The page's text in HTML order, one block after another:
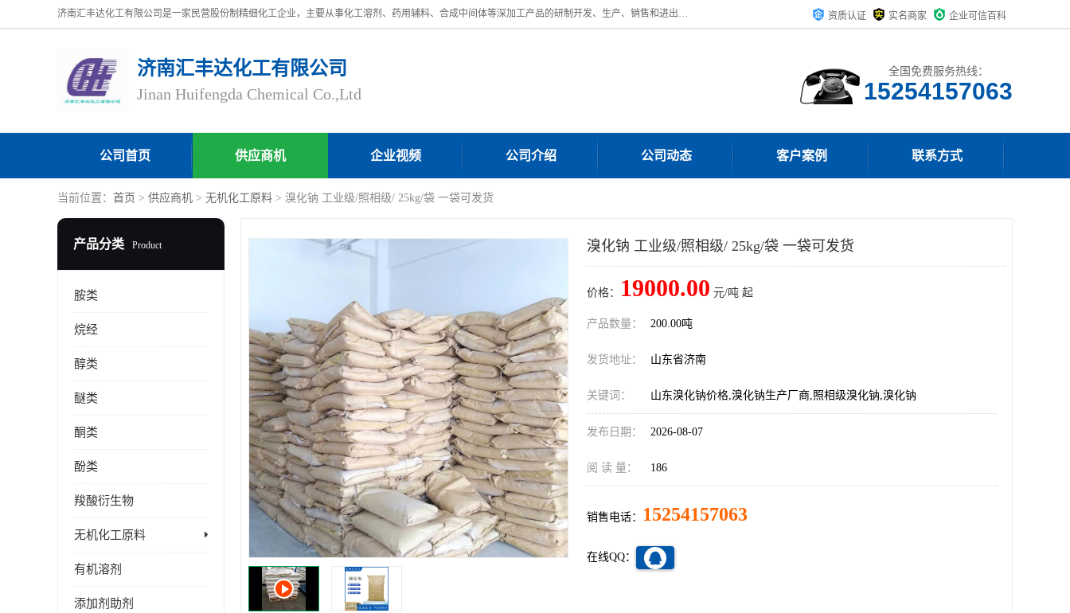
济南汇丰达化工有限公司是一家民营股份制精细化工企业，主要从事化工溶剂、药用辅料、合成中间体等深加工产品的研制开发、生产、销售和进出口贸易。主营产品：环氧丙烷，十二烷基苯，甲基磺酸，磺酸，DMF，DMAC，甘油，苯甲醇，乙酰氯，甲基丙烯酸，甲基丙烯酸甲酯，叔丁醇，异辛酸，二乙烯三胺，一乙，二乙‎，三乙醇胺，原乙酸三甲酯等化工产品及中间体。欢迎各界朋友洽谈咨询业务。 资质认证 实名商家 企业可信百科
济南汇丰达化工有限公司
Jinan Huifengda Chemical Co.,Ltd
全国免费服务热线：
15254157063
公司首页 供应商机 企业视频 公司介绍 公司动态 客户案例 联系方式
当前位置： 首页 > 供应商机 > 无机化工原料 > 溴化钠 工业级/照相级/ 25kg/袋 一袋可发货
产品分类 Product
胺类
烷经
醇类
醚类
酮类
酚类
羧酸衍生物
无机化工原料
有机溶剂
添加剂助剂
溴化钠 工业级/照相级/ 25kg/袋 一袋可发货
价格： 19000.00 元/吨 起
产品数量： 200.00吨
发货地址： 山东省济南
关键词： 山东溴化钠价格,溴化钠生产厂商,照相级溴化钠,溴化钠
发布日期： 2026-08-07
阅 读 量： 186
销售电话： 15254157063
在线QQ：